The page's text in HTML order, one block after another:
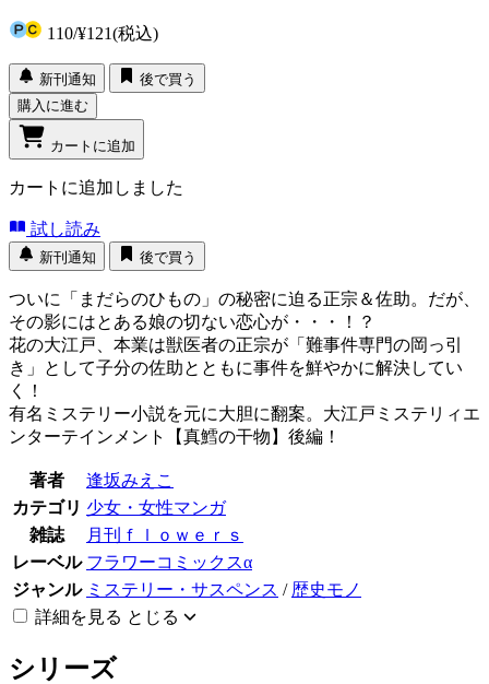
110/¥121(税込)
新刊通知
後で買う
購入に進む
カートに追加
カートに追加しました
試し読み
新刊通知 後で買う
ついに「まだらのひもの」の秘密に迫る正宗＆佐助。だが、
その影にはとある娘の切ない恋心が・・・！？
花の大江戸、本業は獣医者の正宗が「難事件専門の岡っ引
き」として子分の佐助とともに事件を鮮やかに解決してい
く！
有名ミステリー小説を元に大胆に翻案。大江戸ミステリィエ
ンターテインメント【真鱈の干物】後編！
著者
逢坂みえこ
カテゴリ 少女・女性マンガ
雑誌
月刊ｆｌｏｗｅｒｓ
レーベル フラワーコミックスα
ジャンル ミステリー・サスペンス / 歴史モノ
詳細を見る とじる
シリーズ